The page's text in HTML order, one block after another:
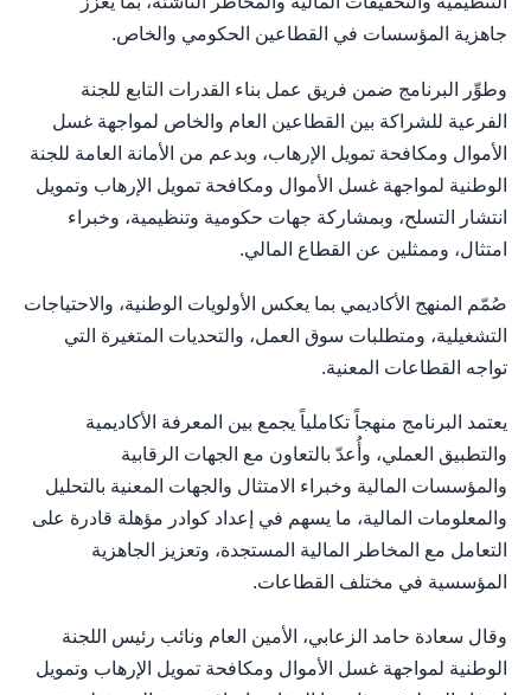
جاهزية المؤسسات في القطاعين الحكومي والخاص.
وطوِّر البرنامج ضمن فريق عمل بناء القدرات التابع للجنة
الفرعية للشراكة بين القطاعين العام والخاص لمواجهة غسل
الأموال ومكافحة تمويل الإرهاب، وبدعم من الأمانة العامة للجنة
الوطنية لمواجهة غسل الأموال ومكافحة تمويل الإرهاب وتمويل
انتشار التسلح، وبمشاركة جهات حكومية وتنظيمية، وخبراء
امتثال، وممثلين عن القطاع المالي.
صُمّم المنهج الأكاديمي بما يعكس الأولويات الوطنية، والاحتياجات
التشغيلية، ومتطلبات سوق العمل، والتحديات المتغيرة التي
تواجه القطاعات المعنية.
يعتمد البرنامج منهجاً تكاملياً يجمع بين المعرفة الأكاديمية
والتطبيق العملي، وأُعدّ بالتعاون مع الجهات الرقابية
والمؤسسات المالية وخبراء الامتثال والجهات المعنية بالتحليل
والمعلومات المالية، ما يسهم في إعداد كوادر مؤهلة قادرة على
التعامل مع المخاطر المالية المستجدة، وتعزيز الجاهزية
المؤسسية في مختلف القطاعات.
وقال سعادة حامد الزعابي، الأمين العام ونائب رئيس اللجنة
الوطنية لمواجهة غسل الأموال ومكافحة تمويل الإرهاب وتمويل